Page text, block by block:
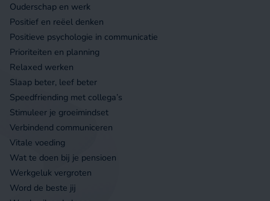
Ouderschap en werk
Positief en reëel denken
Positieve psychologie in communicatie
Prioriteiten en planning
Relaxed werken
Slaap beter, leef beter
Speedfriending met collega’s
Stimuleer je groeimindset
Verbindend communiceren
Vitale voeding
Wat te doen bij je pensioen
Werkgeluk vergroten
Word de beste jij